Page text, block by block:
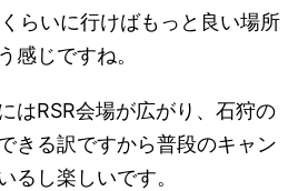
らいに行けばもっと良い場所
感じですね。
はRSR会場が広がり、石狩の
きる訳ですから普段のキャン
るし楽しいです。